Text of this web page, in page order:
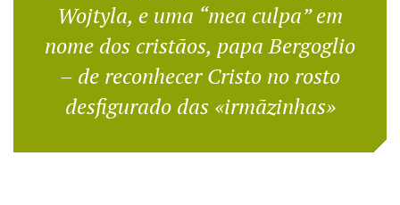
Wojtyla, e uma “mea culpa” em
nome dos cristãos, papa Bergoglio
– de reconhecer Cristo no rosto
desfigurado das «irmãzinhas»